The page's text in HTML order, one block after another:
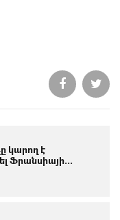
կարող է
Ֆրանսիայի...